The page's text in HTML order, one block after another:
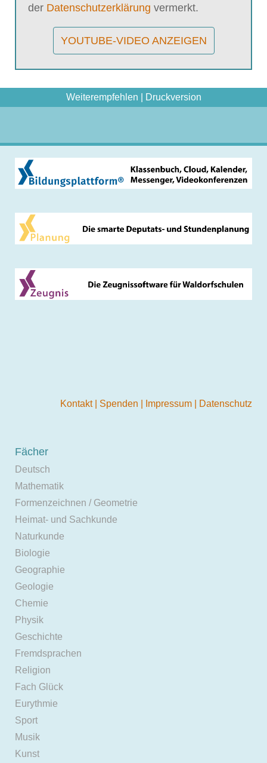
der Datenschutzerklärung vermerkt.
YOUTUBE-VIDEO ANZEIGEN
Weiterempfehlen Druckversion
Kontakt Spenden Impressum Datenschutz
Fächer
Deutsch
Mathematik
Formenzeichnen / Geometrie
Heimat- und Sachkunde
Naturkunde
Biologie
Geographie
Geologie
Chemie
Physik
Geschichte
Fremdsprachen
Religion
Fach Glück
Eurythmie
Sport
Musik
Kunst